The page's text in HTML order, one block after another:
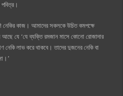
কাজ। আমাদের সকলকে উচিত কমপক্ষে
যে ‘যে ব্যক্তি রমজান মাসে কোনো রোজাদার
নেকি লাভ করে থাকবে। তাদের দুজনের নেকি বা